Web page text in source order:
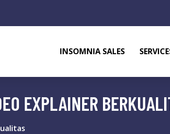
INSOMNIA SALES
EXPLAINER